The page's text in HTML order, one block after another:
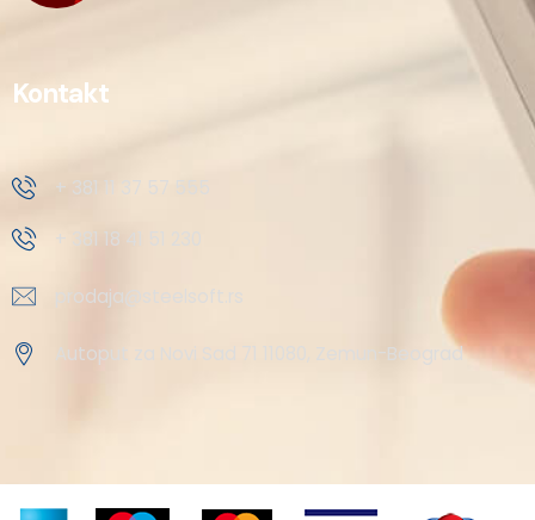
Kontakt
+ 381 11 37 57 555
+ 381 18 41 51 230
prodaja@steelsoft.rs
Autoput za Novi Sad 71 11080, Zemun-Beograd